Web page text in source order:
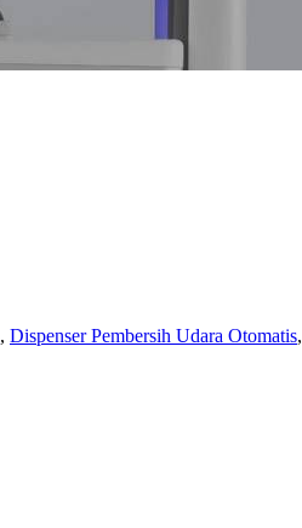
, Dispenser Pembersih Udara Otomatis,